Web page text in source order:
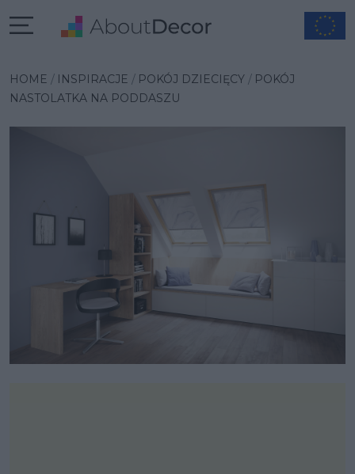
HOME INSPIRACJE POKÓJ DZIECIĘCY
POKÓJ
NASTOLATKA NA PODDASZU